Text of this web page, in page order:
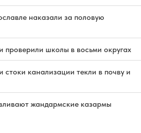
наказали за половую
проверили школы в восьми округах
стоки канализации текли в почву и
жандармские казармы